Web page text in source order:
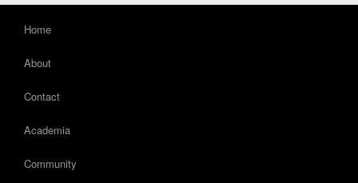
Home
About
Contact
Academia
Community